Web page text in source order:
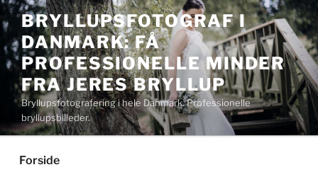
Videre
til
indhold
BRYLLUPSFOTOGRAF I
DANMARK: FÅ
PROFESSIONELLE MINDER
FRA JERES BRYLLUP
Bryllupsfotografering i hele Danmark. Professionelle
bryllupsbilleder.
Forside